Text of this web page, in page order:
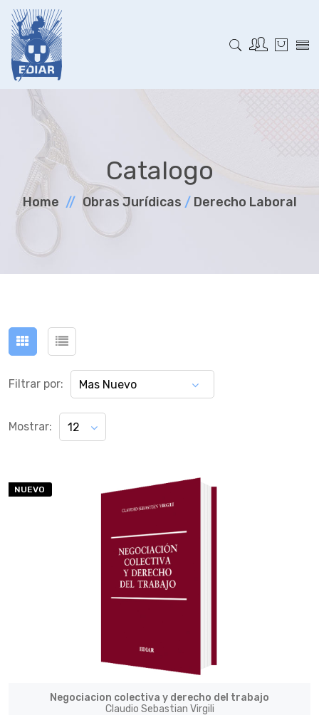
Catalogo
Home Obras Jurí­dicas / Derecho Laboral
Filtrar por: Mas Nuevo
Mostrar: 12
NUEVO
Negociacion colectiva y derecho del trabajo
Claudio Sebastian Virgili